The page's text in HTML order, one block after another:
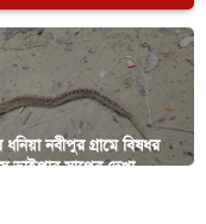
নবীপুর গ্রামে বিষধর
ভাইপার সাপের দেখা,